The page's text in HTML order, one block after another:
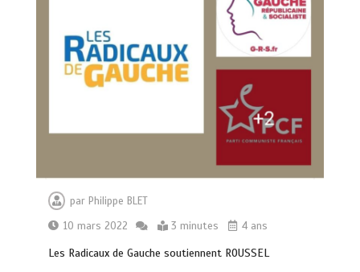
parPhilippe BLET
10 mars 2022
3 minutes 4 ans
Les Radicaux de Gauche soutiennent ROUSSEL